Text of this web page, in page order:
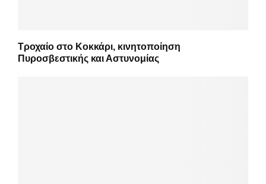
Τροχαίο στο Κοκκάρι, κινητοποίηση
Πυροσβεστικής και Αστυνομίας